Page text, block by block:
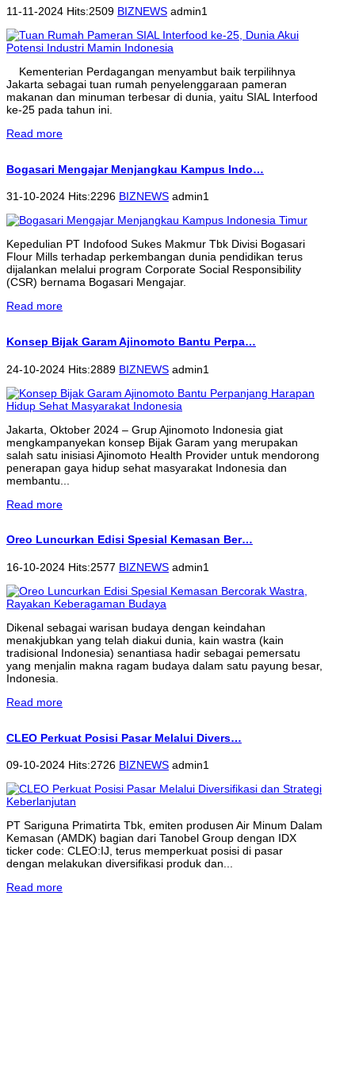
11-11-2024 Hits:2509 BIZNEWS admin1
Kementerian Perdagangan menyambut baik terpilihnya
Jakarta sebagai tuan rumah penyelenggaraan pameran
makanan dan minuman terbesar di dunia, yaitu SIAL Interfood
ke-25 pada tahun ini.
Read more
Bogasari Mengajar Menjangkau Kampus Indo…
31-10-2024 Hits:2296 BIZNEWS admin1
Kepedulian PT Indofood Sukes Makmur Tbk Divisi Bogasari
Flour Mills terhadap perkembangan dunia pendidikan terus
dijalankan melalui program Corporate Social Responsibility
(CSR) bernama Bogasari Mengajar.
Read more
Konsep Bijak Garam Ajinomoto Bantu Perpa…
24-10-2024 Hits:2889 BIZNEWS admin1
Jakarta, Oktober 2024 – Grup Ajinomoto Indonesia giat
mengkampanyekan konsep Bijak Garam yang merupakan
salah satu inisiasi Ajinomoto Health Provider untuk mendorong
penerapan gaya hidup sehat masyarakat Indonesia dan
membantu...
Read more
Oreo Luncurkan Edisi Spesial Kemasan Ber…
16-10-2024 Hits:2577 BIZNEWS admin1
Dikenal sebagai warisan budaya dengan keindahan
menakjubkan yang telah diakui dunia, kain wastra (kain
tradisional Indonesia) senantiasa hadir sebagai pemersatu
yang menjalin makna ragam budaya dalam satu payung besar,
Indonesia.
Read more
CLEO Perkuat Posisi Pasar Melalui Divers…
09-10-2024 Hits:2726 BIZNEWS admin1
PT Sariguna Primatirta Tbk, emiten produsen Air Minum Dalam
Kemasan (AMDK) bagian dari Tanobel Group dengan IDX
ticker code: CLEO:IJ, terus memperkuat posisi di pasar
dengan melakukan diversifikasi produk dan...
Read more